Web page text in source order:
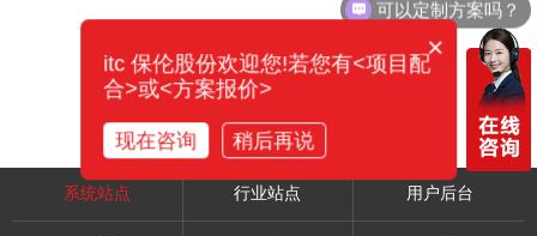
系统站点 行业站点 用户后台
可以定制方案吗？
×
itc 保伦股份欢迎您!若您有<项目配
合>或<方案报价>
现在咨询 稍后再说